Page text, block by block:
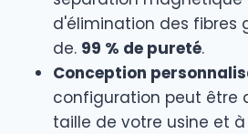
d'élimination des fibres
de. 99 % de pureté.
Conception
configuration peut être
taille de votre usine et